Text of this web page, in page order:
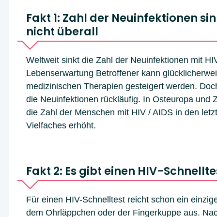
Fakt 1: Zahl der Neuinfektionen
nicht überall
Weltweit sinkt die Zahl der Neuinfektionen mit
Lebenserwartung Betroffener kann
medizinischen Therapien gesteigert werden.
die Neuinfektionen rückläufig. In Osteuropa und
die Zahl der Menschen mit HIV / AIDS in den
Vielfaches erhöht.
Fakt 2: Es gibt einen HIV-
Für einen HIV-Schnelltest reicht schon ein
dem Ohrläppchen oder der Fingerkuppe aus.